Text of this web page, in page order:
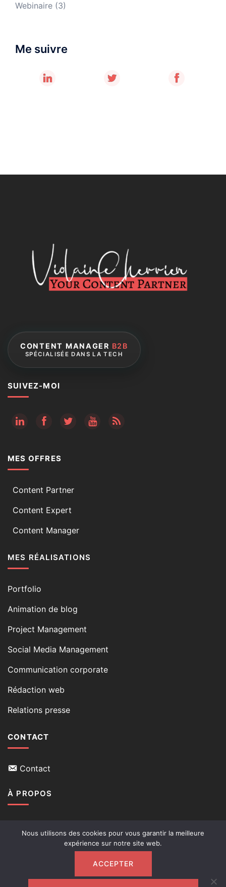
Webinaire (3)
Me suivre
CONTENT MANAGER B2B
SPÉCIALISÉE DANS LA TECH
SUIVEZ-MOI
RSS
MES OFFRES
Content Partner
Content Expert
Content Manager
MES RÉALISATIONS
Portfolio
Animation de blog
Project Management
Social Media Management
Communication corporate
Rédaction web
Relations presse
CONTACT
Contact
À PROPOS
Nous utilisons des cookies pour vous garantir la meilleure
expérience sur notre site web.
ACCEPTER